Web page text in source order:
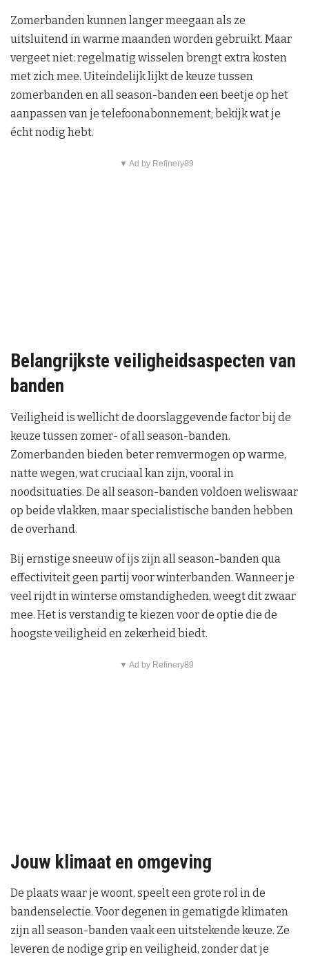
Zomerbanden kunnen langer meegaan als ze
uitsluitend in warme maanden worden gebruikt. Maar
vergeet niet: regelmatig wisselen brengt extra kosten
met zich mee. Uiteindelijk lijkt de keuze tussen
zomerbanden en all season-banden een beetje op het
aanpassen van je telefoonabonnement; bekijk wat je
écht nodig hebt.
▼ Ad by Refinery89
Belangrijkste veiligheidsaspecten van
banden
Veiligheid is wellicht de doorslaggevende factor bij de
keuze tussen zomer- of all season-banden.
Zomerbanden bieden beter remvermogen op warme,
natte wegen, wat cruciaal kan zijn, vooral in
noodsituaties. De all season-banden voldoen weliswaar
op beide vlakken, maar specialistische banden hebben
de overhand.
Bij ernstige sneeuw of ijs zijn all season-banden qua
effectiviteit geen partij voor winterbanden. Wanneer je
veel rijdt in winterse omstandigheden, weegt dit zwaar
mee. Het is verstandig te kiezen voor de optie die de
hoogste veiligheid en zekerheid biedt.
▼ Ad by Refinery89
Jouw klimaat en omgeving
De plaats waar je woont, speelt een grote rol in de
bandenselectie. Voor degenen in gematigde klimaten
zijn all season-banden vaak een uitstekende keuze. Ze
leveren de nodige grip en veiligheid, zonder dat je